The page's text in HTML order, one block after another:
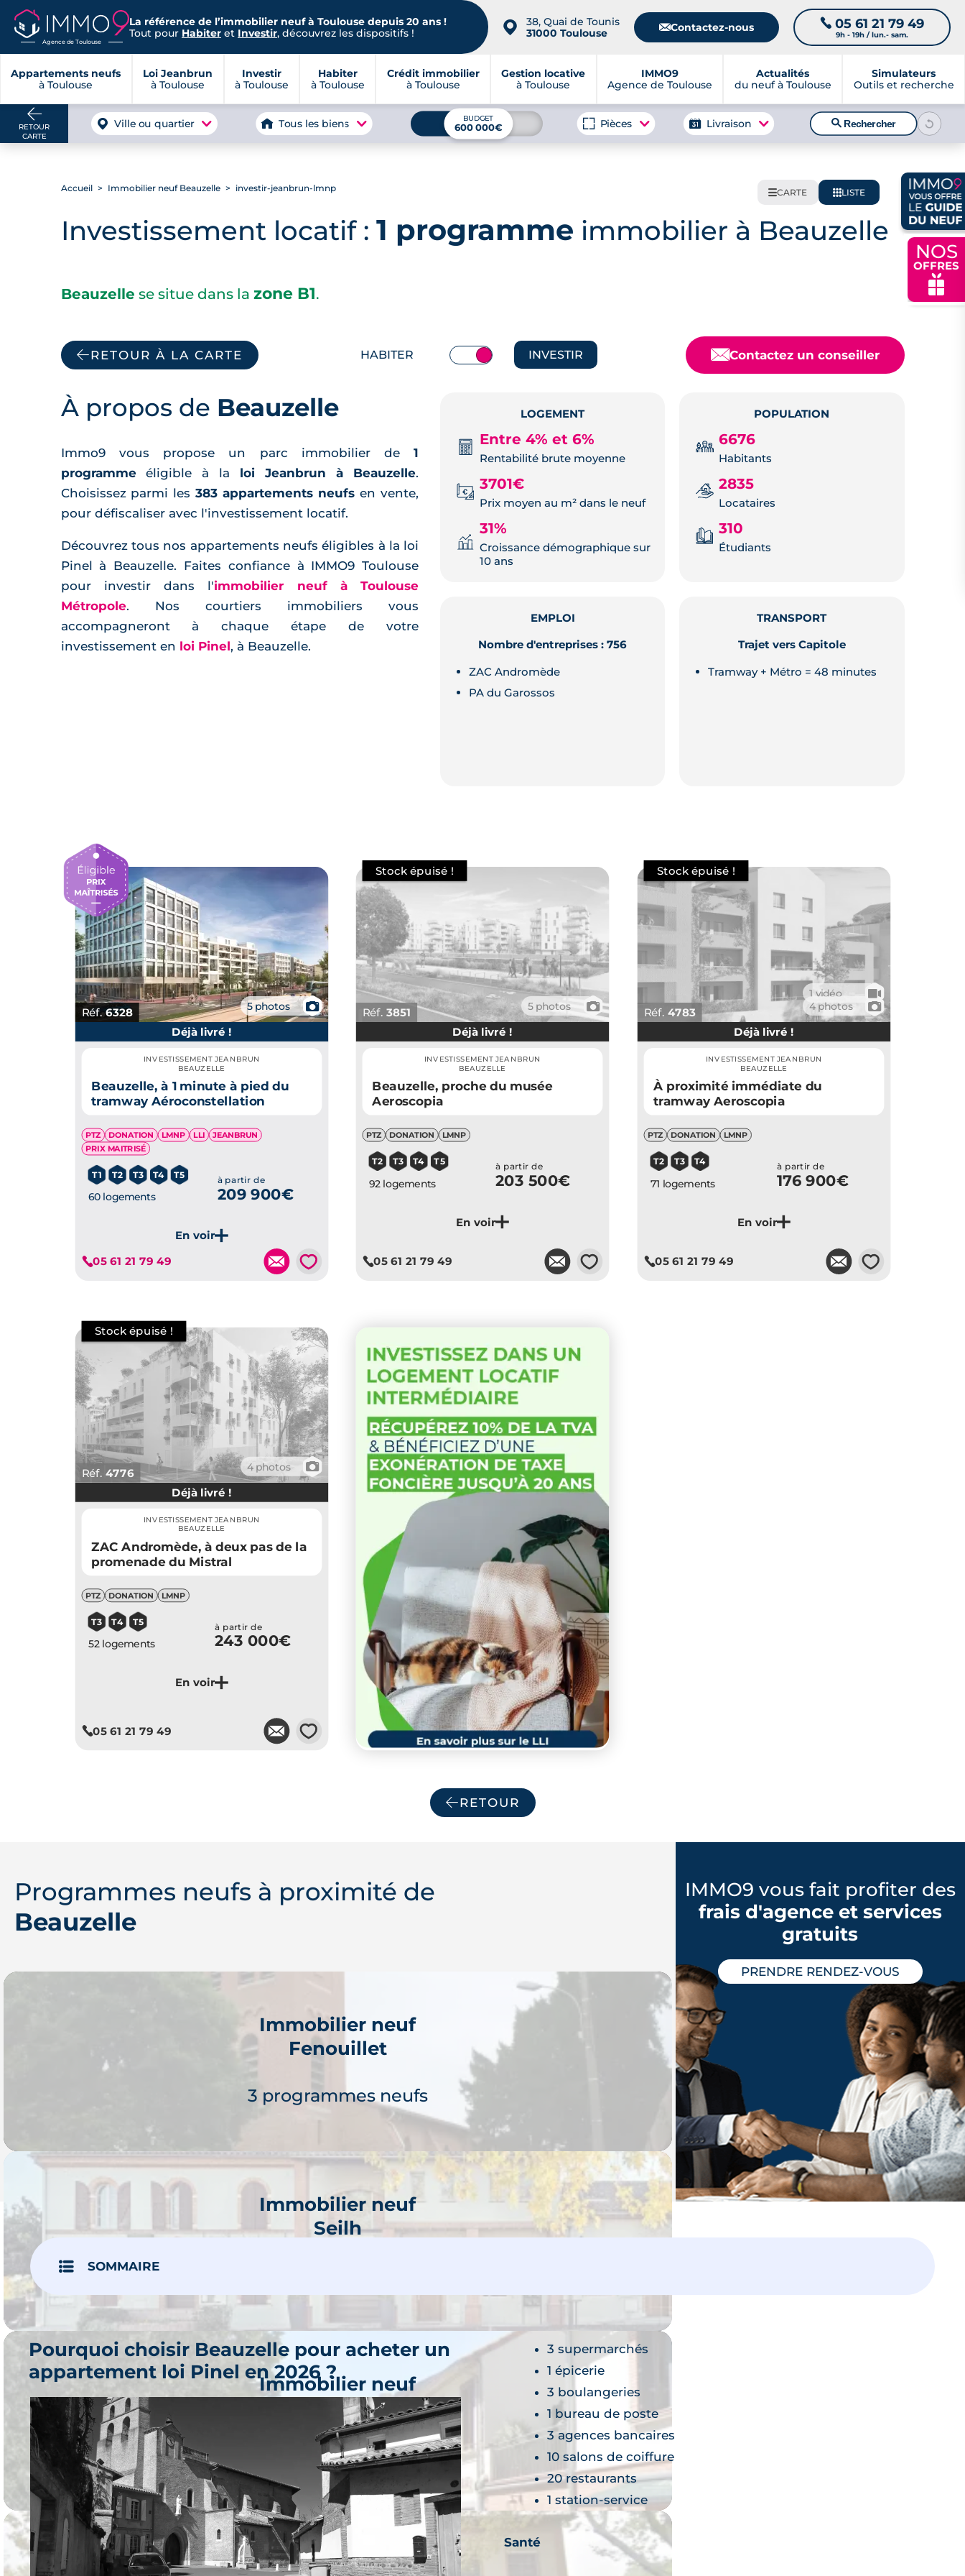
Agence de Toulouse
La référence de l’immobilier neuf à Toulouse depuis 20 ans !
Tout pour Habiter et Investir, découvrez les dispositifs ! 📍
38, Quai de Tounis
31000 Toulouse
📧Contactez-nous 📞 05 61 21 79 49
9h - 19h / lun.- sam.
Appartements neufs
à Toulouse
Loi Jeanbrun
à Toulouse
Investir
à Toulouse
Habiter
à Toulouse
Crédit immobilier
à Toulouse
Gestion locative
à Toulouse
IMMO9
Agence de Toulouse
Actualités
du neuf à Toulouse
Simulateurs
Outils et recherche
NOS
OFFRES
🎁
RETOUR
CARTE
Ville ou quartier Tous les biens BUDGET
600 000€ Pièces Livraison 🔍Rechercher
🌍CARTE 📋LISTE
Accueil Immobilier neuf Beauzelle investir-jeanbrun-lmnp
Investissement locatif : 1 programme immobilier à Beauzelle
Beauzelle se situe dans la zone B1.
RETOUR À LA CARTE HABITER INVESTIR 📧Contactez un conseiller
À propos de Beauzelle
Immo9 vous propose un parc immobilier de1
programmeéligible à la loi Jeanbrun à Beauzelle.
Choisissez parmi les383 appartements neufs en vente,
pour défiscaliser avec l'investissement locatif.
Découvrez tous nos appartements neufs éligibles à la loi
Pinel à Beauzelle. Faites confiance à IMMO9 Toulouse
pour investir dans l'immobilier neuf à Toulouse
Métropole. Nos courtiers immobiliers vous
accompagneront à chaque étape de votre
investissement en loi Pinel, à Beauzelle.
LOGEMENT
Entre 4% et 6%
Rentabilité brute moyenne
3701€
Prix moyen au m² dans le neuf
31%
Croissance démographique sur
10 ans
POPULATION
6676
Habitants
2835
Locataires
310
Étudiants
EMPLOI
Nombre d'entreprises : 756
ZAC Andromède
PA du Garossos
TRANSPORT
Trajet vers Capitole
Tramway + Métro = 48 minutes
Réf.6328 5 photos 📷
Je découvre ce programme
Déjà livré !
INVESTISSEMENT JEANBRUN
BEAUZELLE
Beauzelle, à 1 minute à pied du
tramway Aéroconstellation
PTZ DONATION LMNP LLI
JEANBRUN
PRIX MAITRISÉ
T1 T2 T3 T4 T5
60 logements
à partir de
209 900€
05 61 21 79 49 💗
Réf.3851 5 photos 📷
Je découvre ce programme
Déjà livré !
INVESTISSEMENT JEANBRUN
BEAUZELLE
Beauzelle, proche du musée
Aeroscopia
PTZ DONATION LMNP
T2 T3 T4 T5
92 logements
à partir de
203 500€
05 61 21 79 49 💗
Réf. 4783
1 vidéo 🎥
4 photos 📷
Je découvre ce programme
Déjà livré !
INVESTISSEMENT JEANBRUN
BEAUZELLE
À proximité immédiate du
tramway Aeroscopia
PTZ DONATION LMNP
T2 T3 T4
71 logements
à partir de
176 900€
05 61 21 79 49 💗
Réf. 4776 4 photos 📷
Déjà livré !
INVESTISSEMENT JEANBRUN
BEAUZELLE
ZAC Andromède, à deux pas de la
promenade du Mistral
PTZ DONATION LMNP
T3 T4 T5
52 logements
à partir de
243 000€
05 61 21 79 49 💗
RETOUR
Programmes neufs à proximité de
Beauzelle
Immobilier neuf
Fenouillet
3 programmes neufs
Je découvre
Immobilier neuf
Seilh
Je découvre
Immobilier neuf
Blagnac
8 programmes neufs
Immobilier neuf
IMMO9 vous fait profiter des
frais d'agence et services
gratuits
PRENDRE RENDEZ-VOUS
SOMMAIRE
Pourquoi choisir Beauzelle pour acheter un
appartement loi Pinel en 2026 ?
3 supermarchés
1 épicerie
3 boulangeries
1 bureau de poste
3 agences bancaires
10 salons de coiffure
20 restaurants
1 station-service
Santé